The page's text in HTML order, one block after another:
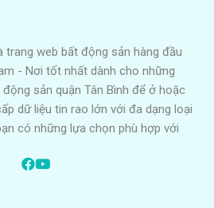
trang web bất động sản hàng đầu
- Nơi tốt nhất dành cho những
sản quận Tân Bình để ở hoặc
dữ liệu tin rao lớn với đa dạng loại
có những lựa chọn phù hợp với